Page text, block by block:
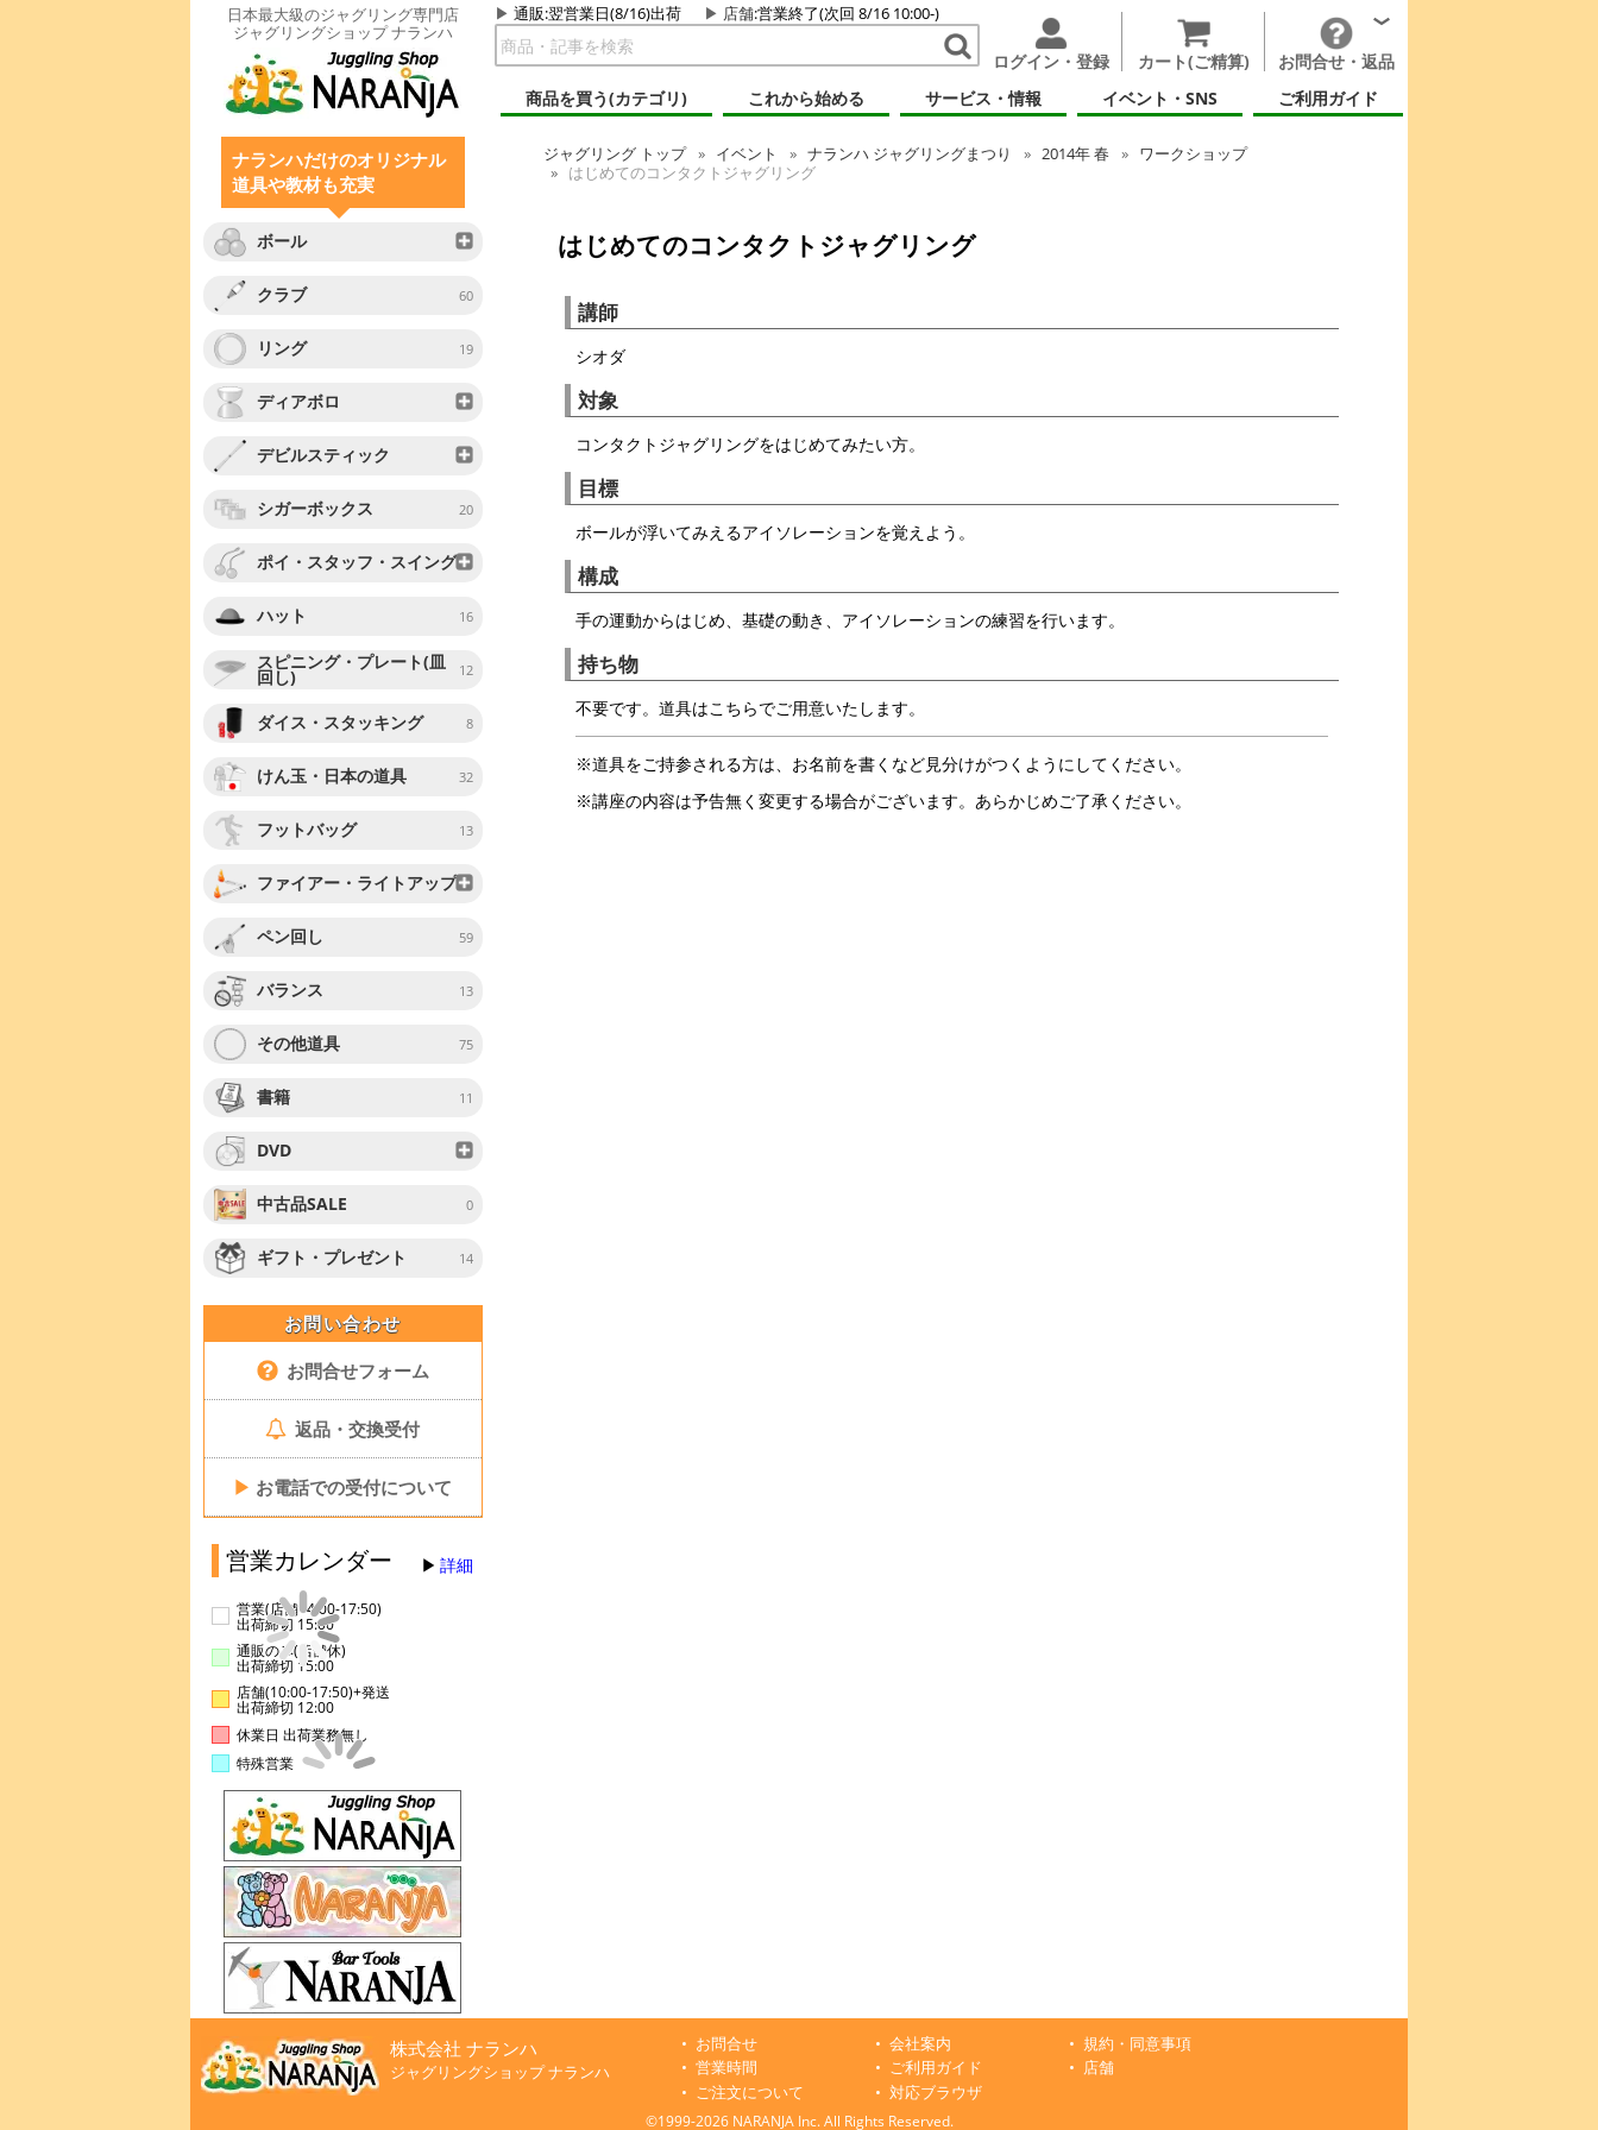
日本最大級のジャグリング専門店
ジャグリングショップ ナランハ
通販:翌営業日(8/16)出荷 店舗:営業終了(次回 8/16 10:00-)
ログイン・登録 カート(ご精算)
お問合せ・返品
商品を買う(カテゴリ)
これから始める サービス・情報 イベント・SNS ご利用ガイド
ナランハだけのオリジナル
道具や教材も充実
ボール
クラブ 60
リング 19
ディアボロ
デビルスティック
シガーボックス 20
ポイ・スタッフ・スイング
ハット 16
スピニング・プレート(皿
回し) 12
ダイス・スタッキング 8
けん玉・日本の道具 32
フットバッグ 13
ファイアー・ライトアップ
ペン回し 59
バランス 13
その他道具 75
書籍 11
DVD
中古品SALE 0
ギフト・プレゼント 14
お問い合わせ
お問合せフォーム
返品・交換受付
▶ お電話での受付について
営業カレンダー 詳細
営業(店舗14:00-17:50)
出荷締切 15:00
通販のみ(店舗休)
出荷締切 15:00
店舗(10:00-17:50)+発送
出荷締切 12:00
休業日 出荷業務無し
特殊営業
ジャグリングトップ イベント ナランハ ジャグリングまつり 2014年 春
ワークショップ
はじめてのコンタクトジャグリング
はじめてのコンタクトジャグリング
講師
シオダ
対象
コンタクトジャグリングをはじめてみたい方。
目標
ボールが浮いてみえるアイソレーションを覚えよう。
構成
手の運動からはじめ、基礎の動き、アイソレーションの練習を行います。
持ち物
不要です。道具はこちらでご用意いたします。
※道具をご持参される方は、お名前を書くなど見分けがつくようにしてください。
※講座の内容は予告無く変更する場合がございます。あらかじめご了承ください。
株式会社 ナランハ
ジャグリングショップ ナランハ
お問合せ 会社案内
規約・同意事項
営業時間
ご利用ガイド
店舗
ご注文について
対応ブラウザ
©1999-2026 NARANJA Inc. All Rights Reserved.